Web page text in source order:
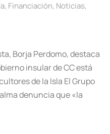
, Financiación, Noticias,
Borja Perdomo, destaca
insular de CC está
de la Isla El Grupo
denuncia que «la